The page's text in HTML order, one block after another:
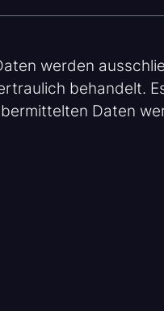
werden
behandelt.
Daten